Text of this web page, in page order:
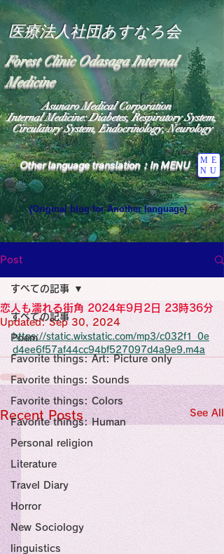
医療法人社団あすなろ会
Forest Clinic Odasaga Internal
Medicine
Other language translation：In MENU
ME
NU
Asunaro Medical Corporation
Internal Medicine: Diabetes, Respiratory System,
Circulatory System, Endocrinology, Neurology
(Original blog for Another language)
Heavens: Beyond the Universe: The World
the God of Light Resides"
Medicine Specialist
Specialist
Wide Blog
Medicine
Religion
Post
すべての記事
Poem
Favorite things: Art: Picture only
Favorite things: Sounds
Favorite things: Colors
Favorite things: Human
Personal religion
Literature
Travel Diary
Horror
New Sociology
linguistics
すべての記事
恋人も濡れる街角 2024年9月2日 23時36分
Updated:Sep 30, 2024
https://static.wixstatic.com/mp3/c032f1_0e
d4ee6f57af44cc94bf527097d4a9e9.m4a
Recent Posts See All